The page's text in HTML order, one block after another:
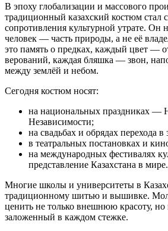
В эпоху глобализации и массового
традиционный казахский костюм стал
сопротивления культурной утрате. Он
человек — часть природы, а не её
это память о предках, каждый цвет —
верований, каждая бляшка — звон,
между землёй и небом.
Сегодня костюм носят:
на национальных праздниках —
Независимости;
на свадьбах и обрядах перехода в
в театральных постановках и
на международных фестивалях
представление Казахстана в мире.
Многие школы и университеты в
традиционному шитью и вышивке.
ценить не только внешнюю красоту,
заложенный в каждом стежке.